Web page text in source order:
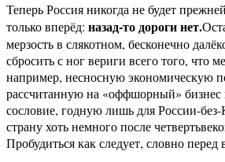
Теперь Россия никогда не будет
только вперёд: назад-то дороги нет.
мерзость в слякотном, бесконечно
сбросить с ног вериги всего того, что
например, несносную экономическую
рассчитанную на «оффшорный»
сословие, годную лишь для России-
страну хоть немного после
Пробудиться как следует, словно перед